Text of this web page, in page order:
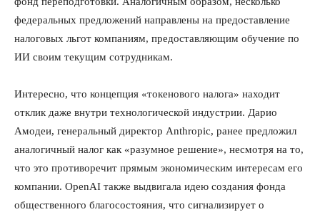
федеральных предложений направлены на предоставление
налоговых льгот компаниям, предоставляющим обучение по
ИИ своим текущим сотрудникам.
Интересно, что концепция «токенового налога» находит
отклик даже внутри технологической индустрии. Дарио
Амодеи, генеральный директор Anthropic, ранее предложил
аналогичный налог как «разумное решение», несмотря на то,
что это противоречит прямым экономическим интересам его
компании. OpenAI также выдвигала идею создания фонда
общественного благосостояния, что сигнализирует о